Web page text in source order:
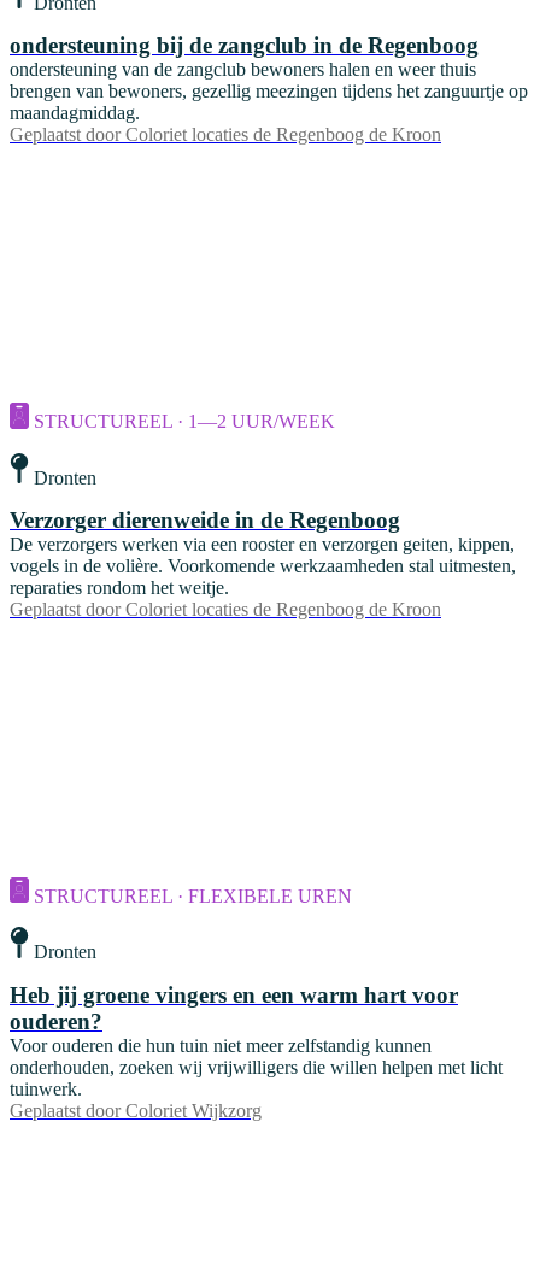
ondersteuning bij de zangclub in de Regenboog
ondersteuning van de zangclub bewoners halen en weer thuis
brengen van bewoners, gezellig meezingen tijdens het zanguurtje op
maandagmiddag.
Geplaatst door Coloriet locaties de Regenboog de Kroon
STRUCTUREEL · 1—2 UUR/WEEK
Dronten
Verzorger dierenweide in de Regenboog
De verzorgers werken via een rooster en verzorgen geiten, kippen,
vogels in de volière. Voorkomende werkzaamheden stal uitmesten,
reparaties rondom het weitje.
Geplaatst door Coloriet locaties de Regenboog de Kroon
STRUCTUREEL · FLEXIBELE UREN
Dronten
Heb jij groene vingers en een warm hart voor
ouderen?
Voor ouderen die hun tuin niet meer zelfstandig kunnen
onderhouden, zoeken wij vrijwilligers die willen helpen met licht
tuinwerk.
Geplaatst door Coloriet Wijkzorg